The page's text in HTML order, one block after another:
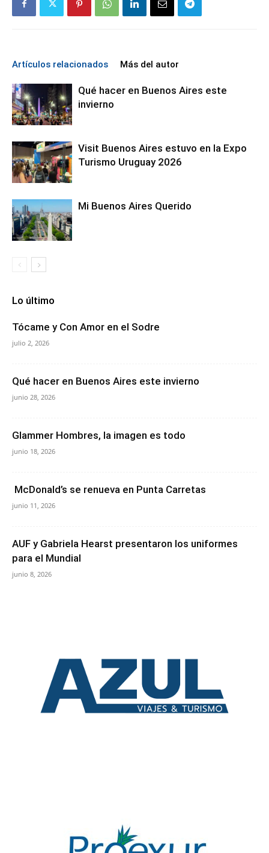
Artículos relacionados Más del autor
Qué hacer en Buenos Aires este
invierno
Visit Buenos Aires estuvo en la Expo
Turismo Uruguay 2026
Mi Buenos Aires Querido
Lo último
Tócame y Con Amor en el Sodre
julio 2, 2026
Qué hacer en Buenos Aires este invierno
junio 28, 2026
Glammer Hombres, la imagen es todo
junio 18, 2026
McDonald’s se renueva en Punta Carretas
junio 11, 2026
AUF y Gabriela Hearst presentaron los uniformes
para el Mundial
junio 8, 2026